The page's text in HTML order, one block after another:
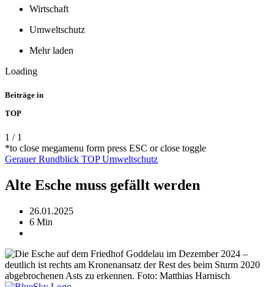
Wirtschaft
Umweltschutz
Mehr laden
Loading
Beiträge in
TOP
1 / 1
*to close megamenu form press ESC or close toggle
Gerauer Rundblick TOPUmweltschutz
Alte Esche muss gefällt werden
26.01.2025
6 Min